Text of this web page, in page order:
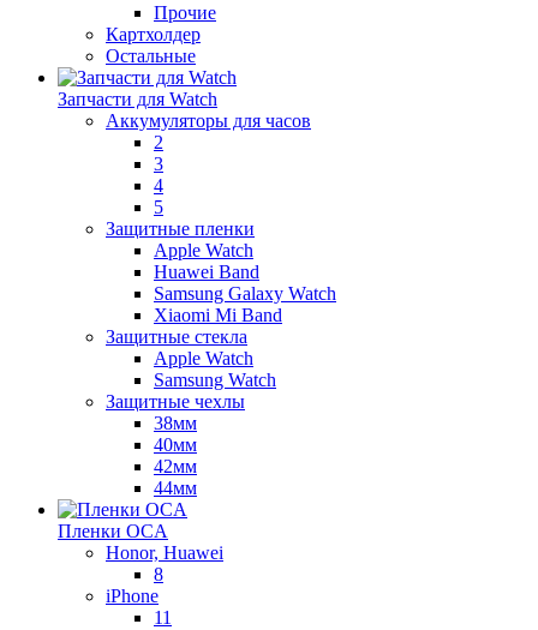
Прочие
Картхолдер
Остальные
Запчасти для Watch
Аккумуляторы для часов
2
3
4
5
Защитные пленки
Apple Watch
Huawei Band
Samsung Galaxy Watch
Xiaomi Mi Band
Защитные стекла
Apple Watch
Samsung Watch
Защитные чехлы
38мм
40мм
42мм
44мм
Пленки OCA
Honor, Huawei
8
iPhone
11